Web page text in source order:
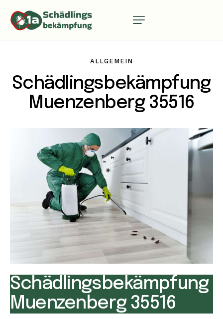
ALLGEMEIN
Schädlingsbekämpfung
Muenzenberg 35516
Schädlingsbekämpfung
Muenzenberg 35516